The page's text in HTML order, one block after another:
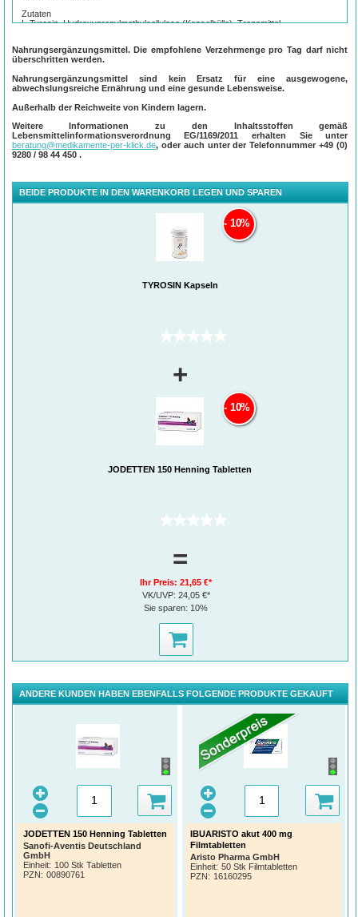
Zutaten
L-Tyrosin, Hydroxypropylmethylcellulose (Kapselhülle), Trennmittel
Verzehrempfehlung
Täglich 1-2 Kapseln mit etwas Flüssigkeit verzehren.
1 Kapsel enthält
350 mg L-Tyrosin.
Referenzmenge (2 Kapseln) enthält
**kein empfohlener Tagesbedarfs gemäß Lebensmittelinformationsverordnung
(LMIV).
Nahrungsergänzungsmittel. Die empfohlene Verzehrmenge pro Tag darf nicht
überschritten werden.
Nahrungsergänzungsmittel sind kein Ersatz für eine ausgewogene,
abwechslungsreiche Ernährung und eine gesunde Lebensweise.
Außerhalb der Reichweite von Kindern lagern.
Weitere Informationen zu den Inhaltsstoffen gemäß
Lebensmittelinformationsverordnung EG/1169/2011 erhalten Sie unter
beratung@medikamente-per-klick.de, oder auch unter der Telefonnummer+49 (0)
9280 / 98 44 450 .
BEIDE PRODUKTE IN DEN WARENKORB LEGEN UND SPAREN
TYROSIN Kapseln
(0)
10%
+
JODETTEN 150 Henning Tabletten
(0)
10%
=
Ihr Preis:21,65 €*
VK/UVP: 24,05 €*
Sie sparen: 10%
ANDERE KUNDEN HABEN EBENFALLS FOLGENDE PRODUKTE GEKAUFT
JODETTEN 150 Henning Tabletten
Sanofi-Aventis Deutschland
GmbH
Einheit: 100 Stk Tabletten
PZN: 00890761
IBUARISTO akut 400 mg
Filmtabletten
Aristo Pharma GmbH
Einheit: 50 Stk Filmtabletten
PZN: 16160295